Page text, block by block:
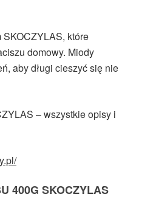
które
domowy. Miody
aby długi cieszyć się nie
– wszystkie opisy i
400G SKOCZYLAS